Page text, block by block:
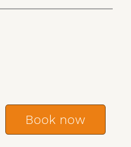
Book now